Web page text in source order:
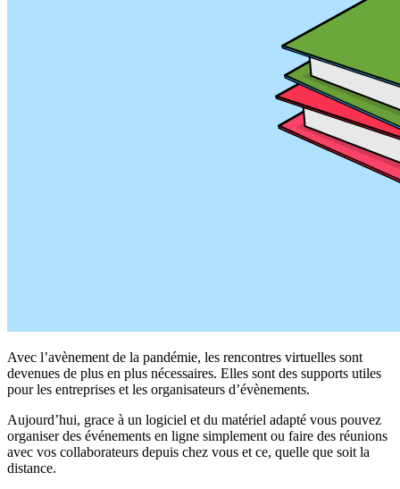
Avec l’avènement de la pandémie, les rencontres virtuelles sont
devenues de plus en plus nécessaires. Elles sont des supports utiles
pour les entreprises et les organisateurs d’évènements.
Aujourd’hui, grace à un logiciel et du matériel adapté vous pouvez
organiser des événements en ligne simplement ou faire des réunions
avec vos collaborateurs depuis chez vous et ce, quelle que soit la
distance.